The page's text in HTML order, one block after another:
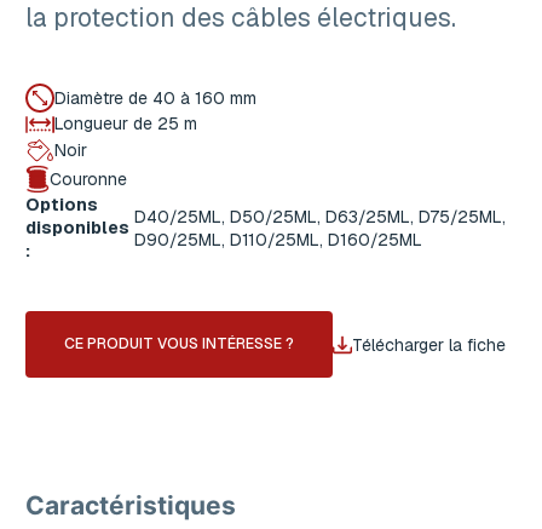
la protection des câbles électriques.
Diamètre de 40 à 160 mm
Longueur de 25 m
Noir
Couronne
Options
disponibles
:
D40/25ML, D50/25ML, D63/25ML, D75/25ML,
D90/25ML, D110/25ML, D160/25ML
CE PRODUIT VOUS INTÉRESSE ? Télécharger la fiche
Caractéristiques